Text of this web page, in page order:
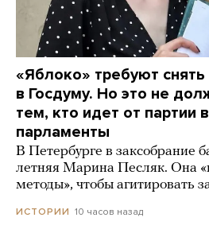
«Яблоко» требуют
в Госдуму. Но это не
тем, кто идет от партии
парламенты
В Петербурге в заксобрание
летняя Марина Песляк. Она
методы», чтобы агитировать
ИСТОРИИ 10 часов назад